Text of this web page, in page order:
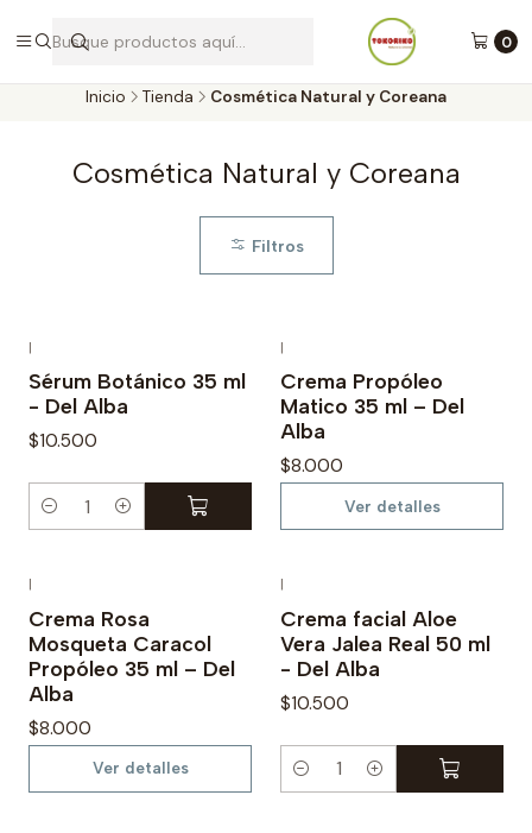
0
Envíos a todo Chile por Blue Express
Inicio Tienda Cosmética Natural y Coreana
Cosmética Natural y Coreana
Filtros
|
Sérum Botánico 35 ml
- Del Alba
$10.500
n
t
i
d
a
d
|
Crema Propóleo
Matico 35 ml – Del
Alba
$8.000
Ver detalles
|
Crema Rosa
Mosqueta Caracol
Propóleo 35 ml – Del
Alba
$8.000
Ver detalles
|
Crema facial Aloe
Vera Jalea Real 50 ml
- Del Alba
$10.500